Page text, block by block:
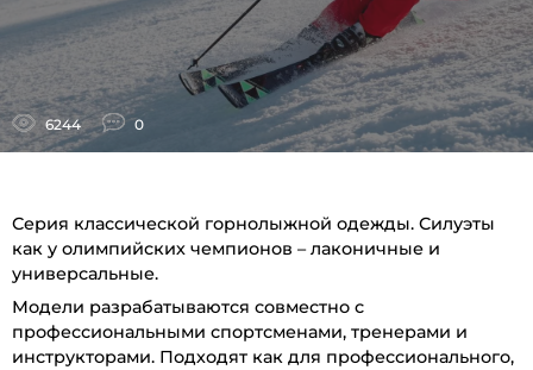
6244 0
Серия классической горнолыжной одежды. Силуэты
как у олимпийских чемпионов – лаконичные и
универсальные.
Модели разрабатываются совместно с
профессиональными спортсменами, тренерами и
инструкторами. Подходят как для профессионального,